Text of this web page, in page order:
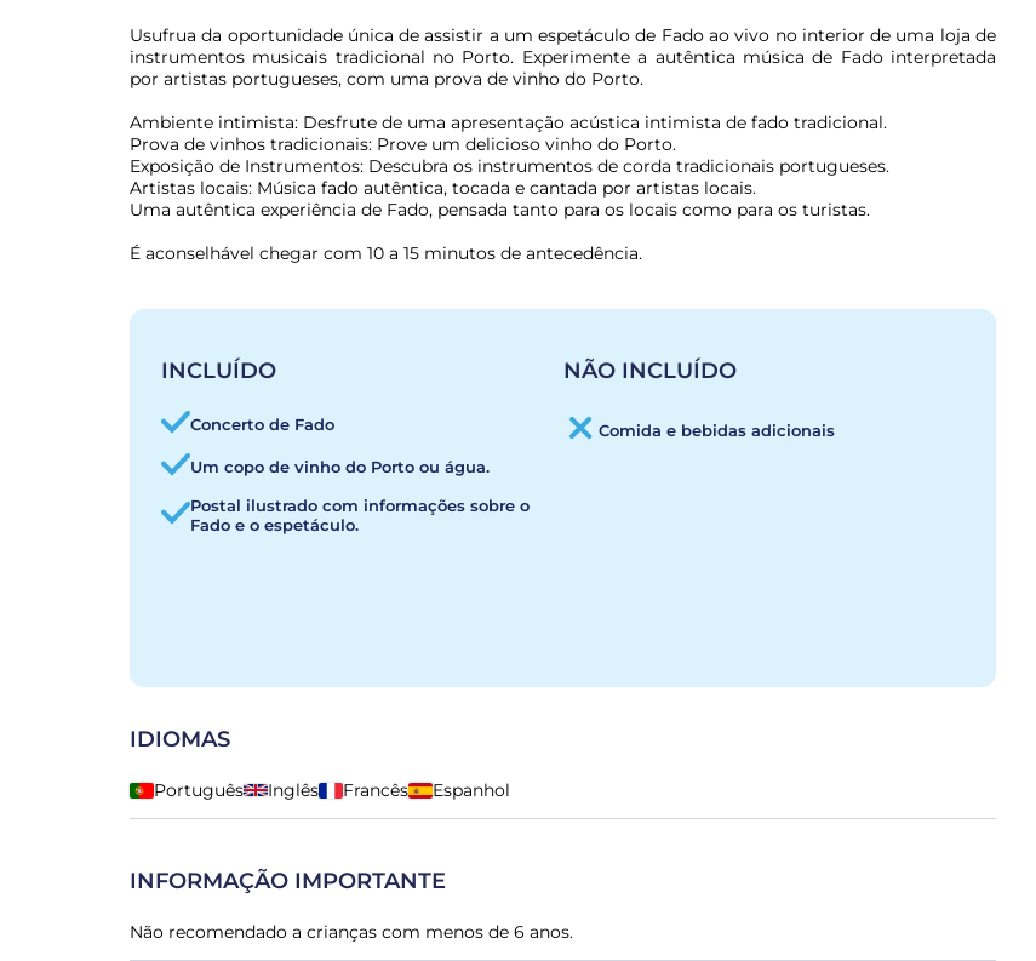
Usufrua da oportunidade única de assistir a um espetáculo de Fado ao vivo no interior de uma loja de
instrumentos musicais tradicional no Porto. Experimente a autêntica música de Fado interpretada
por artistas portugueses, com uma prova de vinho do Porto.
Ambiente intimista: Desfrute de uma apresentação acústica intimista de fado tradicional.
Prova de vinhos tradicionais: Prove um delicioso vinho do Porto.
Exposição de Instrumentos: Descubra os instrumentos de corda tradicionais portugueses.
Artistas locais: Música fado autêntica, tocada e cantada por artistas locais.
Uma autêntica experiência de Fado, pensada tanto para os locais como para os turistas.
É aconselhável chegar com 10 a 15 minutos de antecedência.
INCLUÍDO
Concerto de Fado
Um copo de vinho do Porto ou água.
Postal ilustrado com informações sobre o
Fado e o espetáculo.
NÃO INCLUÍDO
Comida e bebidas adicionais
IDIOMAS
Português Inglês Francês Espanhol
INFORMAÇÃO IMPORTANTE
Não recomendado a crianças com menos de 6 anos.